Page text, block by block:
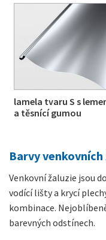
lamela tvaru S s
a těsnící gumou
Barvy
Venkovní žaluzie jsou
vodící lišty a krycí
kombinace.
barevných odstínech.